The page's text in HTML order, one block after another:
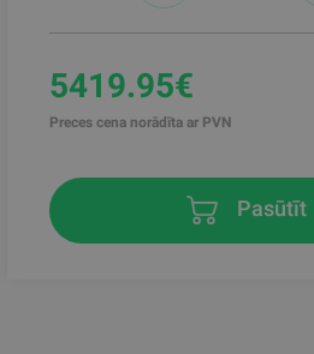
5419.95€
Preces cena norādīta ar PVN
Pasūtīt